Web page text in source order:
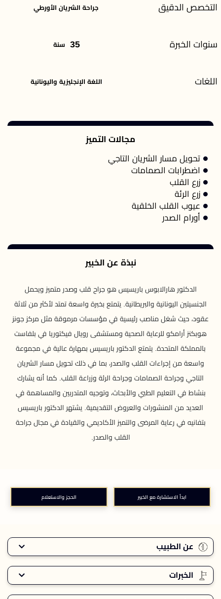
التخصص الدقيق جراحة الشريان الأورطي
سنوات الخبرة 35 سنة
اللغات اللغة الإنجليزية واليونانية
مجالات التميز
تحويل مسار الشريان التاجي
اضطرابات الصمامات
زرع القلب
زرع الرئة
عيوب القلب الخلقية
أورام الصدر
نبذة عن الخبير
الدكتور هارالابوس باريسيس هو جراح قلب وصدر متميز ويحمل
الجنسيتين اليونانية والبريطانية. يتمتع بخبرة واسعة تمتد لأكثر من ثلاثة
عقود، حيث شغل مناصب رئيسية في مؤسسات مرموقة مثل مركز جونز
هوبكنز أرامكو للرعاية الصحية ومستشفى رويال فيكتوريا في بلفاست
بالمملكة المتحدة. يتمتع الدكتور باريسيس بمهارة عالية في مجموعة
واسعة من إجراءات القلب والصدر، بما في ذلك تحويل مسار الشريان
التاجي وجراحة الصمامات وجراحة الرئة وزراعة القلب. كما أنه يشارك
بنشاط في التعليم الطبي والأبحاث، وتوجيه المتدربين والمساهمة في
العديد من المنشورات والعروض التقديمية. يشتهر الدكتور باريسيس
بتفانيه في رعاية المرضى والتميز الأكاديمي والقيادة في مجال جراحة
القلب والصدر.
ابدأ الاستشارة مع الخبير الحجز والاستعلام
عن الطبيب
الخبرات